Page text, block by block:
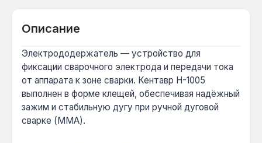
Описание
Электрододержатель — устройство для
фиксации сварочного электрода и передачи тока
от аппарата к зоне сварки. Кентавр Н-1005
выполнен в форме клещей, обеспечивая надёжный
зажим и стабильную дугу при ручной дуговой
сварке (MMA).